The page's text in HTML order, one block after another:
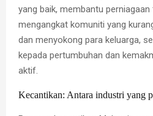
yang baik, membantu
mengangkat komuniti yang
dan menyokong para keluarga,
kepada pertumbuhan dan
aktif.
Kecantikan: Antara industri yang